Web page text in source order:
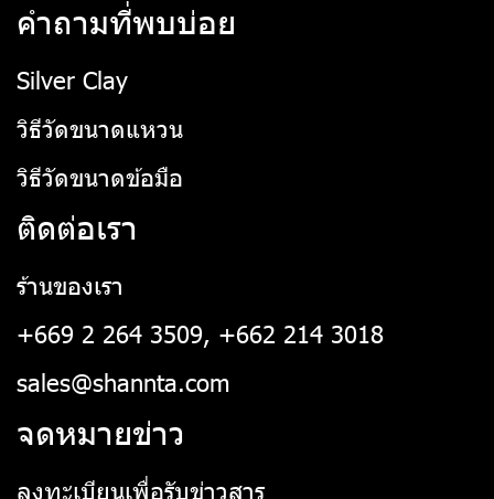
คำถามที่พบบ่อย
Silver Clay
วิธีวัดขนาดแหวน
วิธีวัดขนาดข้อมือ
ติดต่อเรา
ร้านของเรา
+669 2 264 3509, +662 214 3018
sales@shannta.com
จดหมายข่าว
ลงทะเบียนเพื่อรับข่าวสาร